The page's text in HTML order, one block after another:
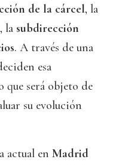
de la cárcel, la
, la subdirección
. A través de una
esa
será objeto de
su evolución
actual en Madrid